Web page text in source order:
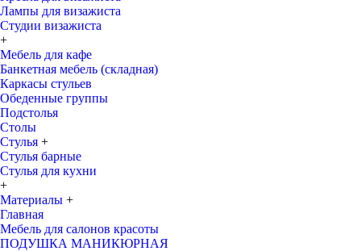
Лампы для визажиста
Студии визажиста
+
Мебель для кафе
Банкетная мебель (складная)
Каркасы стульев
Обеденные группы
Подстолья
Столы
Стулья +
Стулья барные
Стулья для кухни
+
Материалы +
Главная
Мебель для салонов красоты
ПОДУШКА МАНИКЮРНАЯ